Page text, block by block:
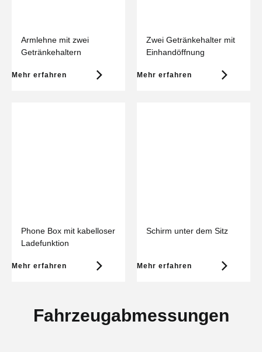
Armlehne mit zwei
Getränkehaltern
Mehr erfahren
Zwei Getränkehalter mit
Einhandöffnung
Mehr erfahren
Phone Box mit kabelloser
Ladefunktion
Mehr erfahren
Schirm unter dem Sitz
Mehr erfahren
Fahrzeugabmessungen